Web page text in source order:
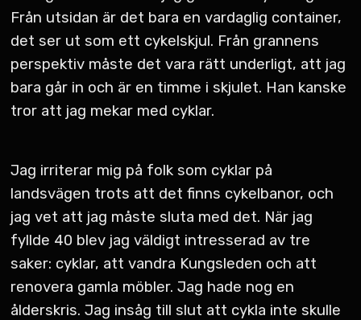
Från utsidan är det bara en vardaglig container,
det ser ut som ett cykelskjul. Från grannens
perspektiv måste det vara rätt underligt, att jag
bara går in och är en timme i skjulet. Han kanske
tror att jag mekar med cyklar.
Jag irriterar mig på folk som cyklar på
landsvägen trots att det finns cykelbanor, och
jag vet att jag måste sluta med det. När jag
fyllde 40 blev jag väldigt intresserad av tre
saker: cyklar, att vandra Kungsleden och att
renovera gamla möbler. Jag hade nog en
ålderskris. Jag insåg till slut att cykla inte skulle